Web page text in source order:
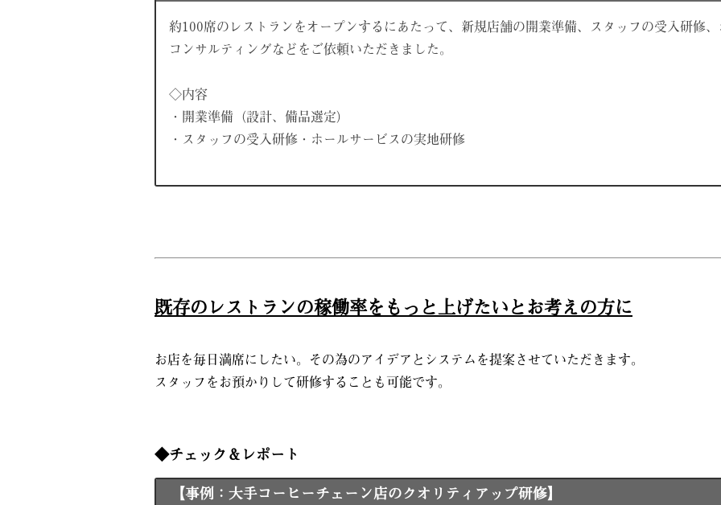
約100席のレストランをオープンするにあたって、新規店舗の開業準備、スタッフの受入研修
コンサルティングなどをご依頼いただきました。
◇内容
・開業準備（設計、備品選定）
・スタッフの受入研修・ホールサービスの実地研修
既存のレストランの稼働率をもっと上げたいとお考えの方に
お店を毎日満席にしたい。その為のアイデアとシステムを提案させていただきます。
スタッフをお預かりして研修することも可能です。
◆チェック＆レポート
【事例：大手コーヒーチェーン店のクオリティアップ研修】